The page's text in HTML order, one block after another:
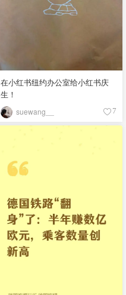
在小红书纽约办公室给小红书庆
生！
suewang__ 7